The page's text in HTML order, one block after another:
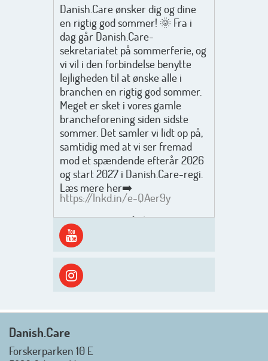
Danish.Care ønsker dig og dine
en rigtig god sommer! 🌞 Fra i
dag går Danish.Care-
sekretariatet på sommerferie, og
vi vil i den forbindelse benytte
lejligheden til at ønske alle i
branchen en rigtig god sommer.
Meget er sket i vores gamle
brancheforening siden sidste
sommer. Det samler vi lidt op på,
samtidig med at vi ser fremad
mod et spændende efterår 2026
og start 2027 i Danish.Care-regi.
Læs mere her➡️
https://lnkd.in/e-QAer9y
Men inden det går løs med en
spændende og aktivt
efterårsæson, så går turen først
ud i solen, ned til vandet og ind i
skyggen igen. Danish.Care holder
sommerlukket i uge 29 + 30.
Mvh. Anders, Helle og Malthe
Danish.Care
Forskerparken 10 E